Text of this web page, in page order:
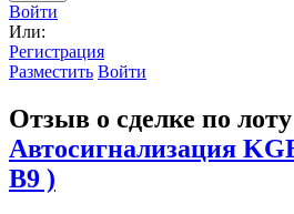
Войти
Или:
Регистрация
Разместить Войти
Отзыв о сделке по лоту
Автосигнализация
B9 )